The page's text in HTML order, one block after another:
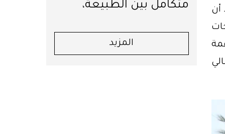
أن
متكامل بين الطبيعة،
المزيد